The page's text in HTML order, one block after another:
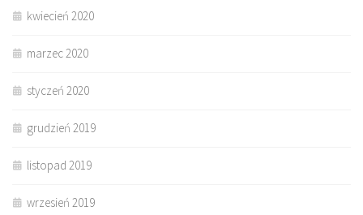
kwiecień 2020
marzec 2020
styczeń 2020
grudzień 2019
listopad 2019
wrzesień 2019